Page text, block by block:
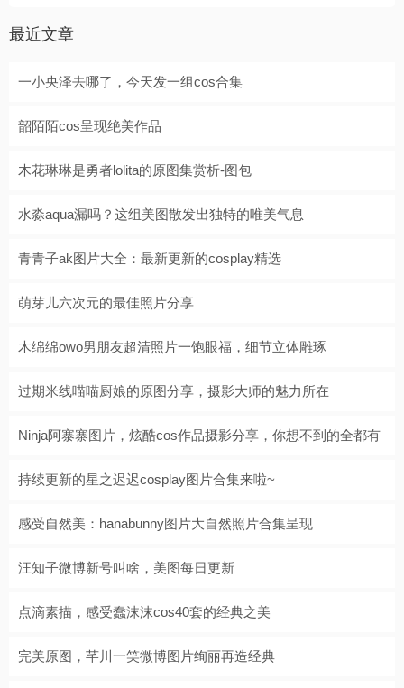
最近文章
一小央泽去哪了，今天发一组cos合集
韶陌陌cos呈现绝美作品
木花琳琳是勇者lolita的原图集赏析-图包
水淼aqua漏吗？这组美图散发出独特的唯美气息
青青子ak图片大全：最新更新的cosplay精选
萌芽儿六次元的最佳照片分享
木绵绵owo男朋友超清照片一饱眼福，细节立体雕琢
过期米线喵喵厨娘的原图分享，摄影大师的魅力所在
Ninja阿寨寨图片，炫酷cos作品摄影分享，你想不到的全都有
持续更新的星之迟迟cosplay图片合集来啦~
感受自然美：hanabunny图片大自然照片合集呈现
汪知子微博新号叫啥，美图每日更新
点滴素描，感受蠢沫沫cos40套的经典之美
完美原图，芊川一笑微博图片绚丽再造经典